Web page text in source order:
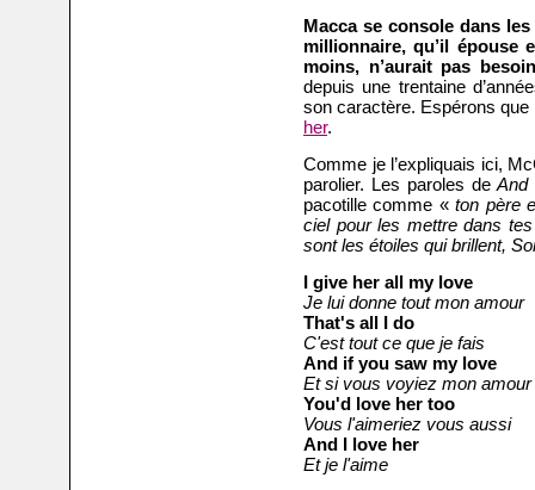
Macca se console dans
millionnaire, qu’il épouse
moins, n’aurait pas
depuis une trentaine
son caractère. Espérons
her.
Comme je l’expliquais ici,
parolier. Les paroles deAnd
pacotille comme «ton père
ciel pour les mettre dans
sont les étoiles qui brillent,
I give her all my love
Je lui donne tout mon amour
That's all I do
C'est tout ce que je fais
And if you saw my love
Et si vous voyiez mon amour
You'd love her too
Vous l'aimeriez vous aussi
And I love her
Et je l'aime